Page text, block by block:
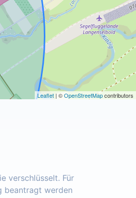
Leaflet | ©OpenStreetMapcontributors
verschlüsselt. Für
beantragt werden